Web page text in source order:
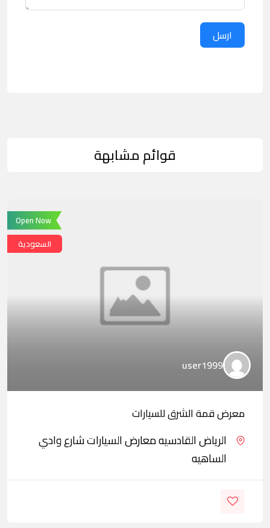
ارسل
قوائم مشابهة
Open Now
السعودية
user1999
معرض قمة الشرق للسيارات
الرياض القادسيه معارض السيارات شارع وادي
الساهيه